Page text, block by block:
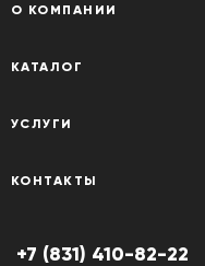
О КОМПАНИИ
КАТАЛОГ
УСЛУГИ
КОНТАКТЫ
+7 (831) 410-82-22